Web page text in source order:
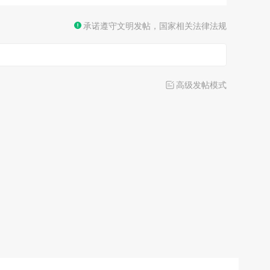
承诺遵守文明发帖，国家相关法律法规
高级发帖模式